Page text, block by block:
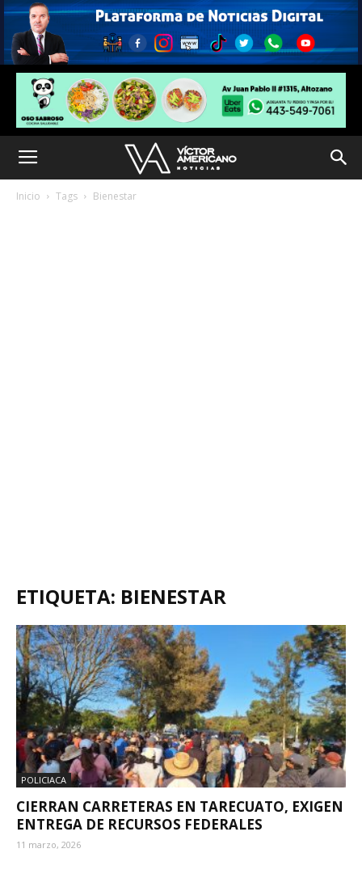
Inicio Tags Bienestar
ETIQUETA: BIENESTAR
POLICIACA
CIERRAN CARRETERAS EN TARECUATO, EXIGEN
ENTREGA DE RECURSOS FEDERALES
11 marzo, 2026